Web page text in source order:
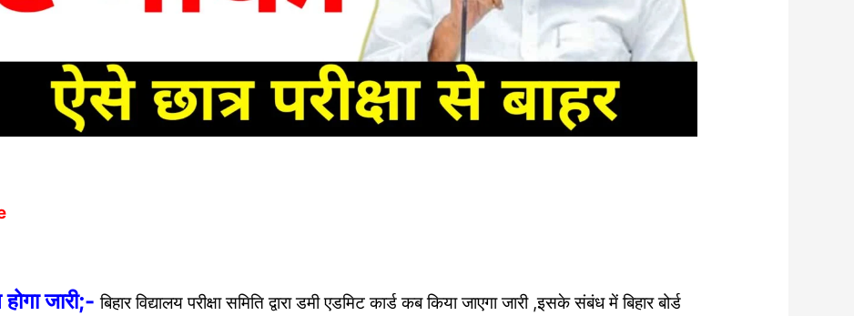
जारी;-बिहार विद्यालय परीक्षा समिति द्वारा डमी एडमिट कार्ड कब किया जाएगा जारी ,इसके संबंध में बिहार बोर्ड